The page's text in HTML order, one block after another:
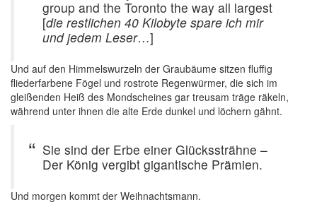
group and the Toronto the way all largest
[die restlichen 40 Kilobyte spare ich mir
und jedem Leser…]
Und auf den Himmelswurzeln der Graubäume sitzen fluffig
fliederfarbene Fögel und rostrote Regenwürmer, die sich im
gleißenden Heiß des Mondscheines gar treusam träge räkeln,
während unter ihnen die alte Erde dunkel und löchern gähnt.
Sie sind der Erbe einer Glückssträhne –
Der König vergibt gigantische Prämien.
Und morgen kommt der Weihnachtsmann.